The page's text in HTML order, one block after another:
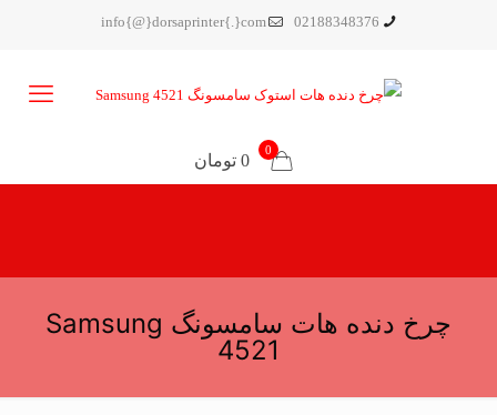
02188348376
info{@}dorsaprinter{.}com
0
0 تومان
چرخ دنده هات سامسونگ Samsung
4521